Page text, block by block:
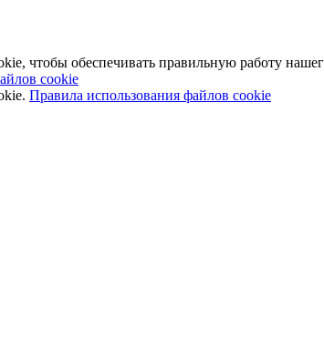
чтобы обеспечивать правильную работу
cookie
Правила использования файлов cookie